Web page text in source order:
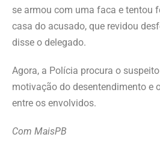
se armou com uma faca e tentou
casa do acusado, que revidou
disse o delegado.
Agora, a Polícia procura o
motivação do desentendimento e
entre os envolvidos.
Com MaisPB